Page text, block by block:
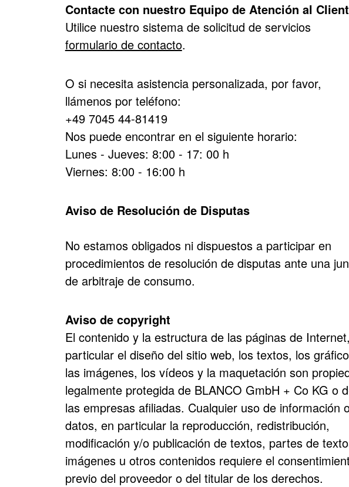
Contacte con nuestro Equipo de Atención al
Utilice nuestro sistema de solicitud de servicios
formulario de contacto.
O si necesita asistencia personalizada, por favor,
llámenos por teléfono:
+49 7045 44-81419
Nos puede encontrar en el siguiente horario:
Lunes - Jueves: 8:00 - 17: 00 h
Viernes: 8:00 - 16:00 h
Aviso de Resolución de Disputas
No estamos obligados ni dispuestos a participar en
procedimientos de resolución de disputas ante una
de arbitraje de consumo.
Aviso de copyright
El contenido y la estructura de las páginas de
particular el diseño del sitio web, los textos, los
las imágenes, los vídeos y la maquetación son
legalmente protegida de BLANCO GmbH + Co KG o
las empresas afiliadas. Cualquier uso de información
datos, en particular la reproducción, redistribución,
modificación y/o publicación de textos, partes de
imágenes u otros contenidos requiere el
previo del proveedor o del titular de los derechos.